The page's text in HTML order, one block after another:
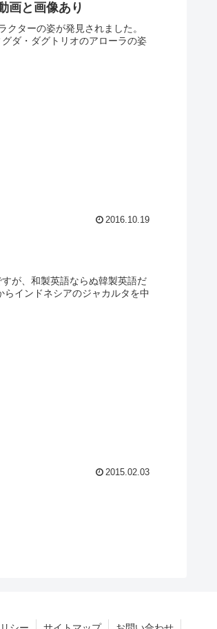
画と画像あり
ターの姿が発見されました。
ダ・ダグトリオのアローラの姿
2016.10.19
が、和製英語ならぬ韓製英語だ
インドネシアのジャカルタを中
2015.02.03